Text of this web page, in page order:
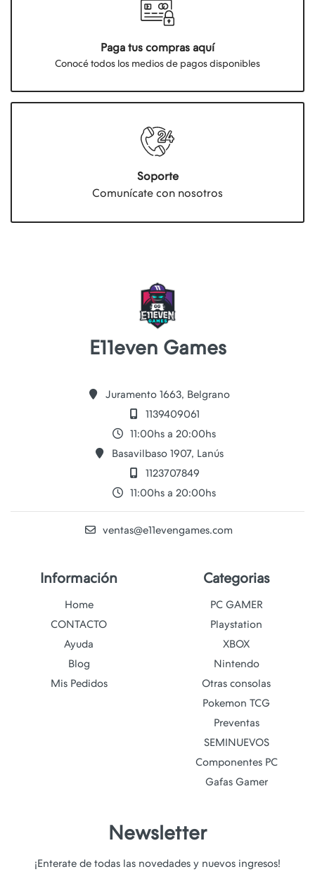
Paga tus compras aquí
Conocé todos los medios de pagos disponibles
Soporte
Comunícate con nosotros
E11even Games
Juramento 1663, Belgrano
1139409061
11:00hs a 20:00hs
Basavilbaso 1907, Lanús
1123707849
11:00hs a 20:00hs
ventas@e11evengames.com
Información
Home
CONTACTO
Ayuda
Blog
Mis Pedidos
Categorias
PC GAMER
Playstation
XBOX
Nintendo
Otras consolas
Pokemon TCG
Preventas
SEMINUEVOS
Componentes PC
Gafas Gamer
Newsletter
¡Enterate de todas las novedades y nuevos ingresos!